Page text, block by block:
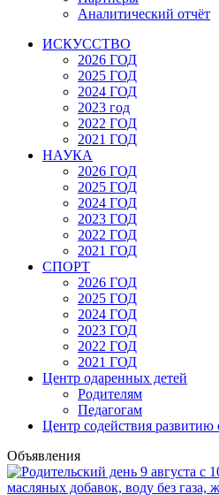
Аналитический отчёт
ИСКУССТВО
2026 ГОД
2025 ГОД
2024 ГОД
2023 год
2022 ГОД
2021 ГОД
НАУКА
2026 ГОД
2025 ГОД
2024 ГОД
2023 ГОД
2022 ГОД
2021 ГОД
СПОРТ
2026 ГОД
2025 ГОД
2024 ГОД
2023 ГОД
2022 ГОД
2021 ГОД
Центр одаренных детей
Родителям
Педагогам
Центр содействия развитию
Объявления